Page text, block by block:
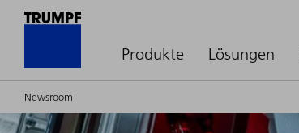
Produkte Lösungen
Newsroom